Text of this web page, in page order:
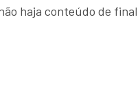
haja conteúdo de